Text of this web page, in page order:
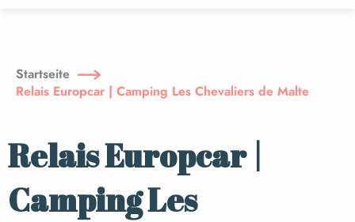
principal
Startseite
Relais Europcar | Camping Les Chevaliers de Malte
Relais Europcar |
Camping Les